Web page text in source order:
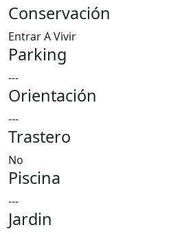
Conservación
Entrar A Vivir
Parking
---
Orientación
---
Trastero
No
Piscina
---
Jardin